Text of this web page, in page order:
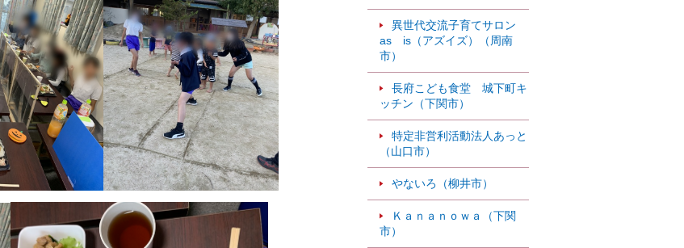
異世代交流子育てサロン
as is（アズイズ）（周南
市）
長府こども食堂 城下町キ
ッチン（下関市）
特定非営利活動法人あっと
（山口市）
やないろ（柳井市）
Ｋａｎａｎｏｗａ（下関
市）